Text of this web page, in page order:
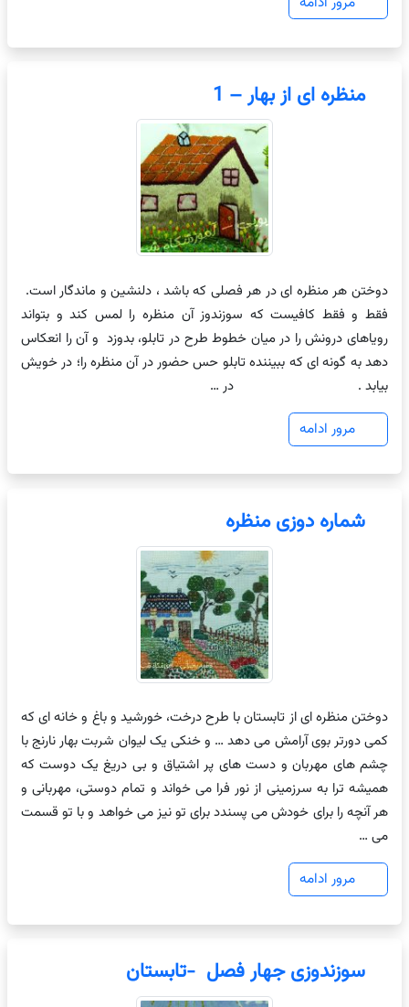
منظره ای از بهار – 1
دوختن هر منظره ای در هر فصلی که باشد ، دلنشین و ماندگار است.
فقط و فقط کافیست که سوزندوز آن منظره را لمس کند و بتواند
رویاهای درونش را در میان خطوط طرح در تابلو، بدوزد و آن را انعکاس
دهد به گونه ای که ببیننده تابلو حس حضور در آن منظره را؛ در خویش
بیابد . در …
مرور ادامه
شماره دوزی منظره
دوختن منظره ای از تابستان با طرح درخت، خورشید و باغ و خانه ای که
کمی دورتر بوی آرامش می دهد … و خنکی یک لیوان شربت بهار نارنج با
چشم های مهربان و دست های پر اشتیاق و بی دریغ یک دوست که
همیشه ترا به سرزمینی از نور فرا می خواند و تمام دوستی، مهربانی و
هر آنچه را برای خودش می پسندد برای تو نیز می خواهد و با تو قسمت
می …
مرور ادامه
سوزندوزی جهار فصل -تابستان